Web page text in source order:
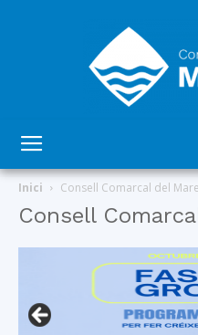
Inici Consell Comarcal del
Consell